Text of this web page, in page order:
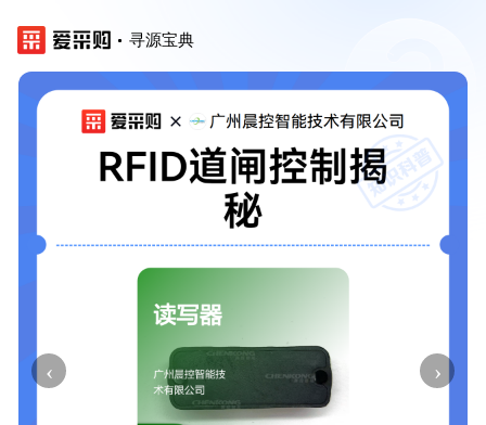
寻源宝典
‹ ›